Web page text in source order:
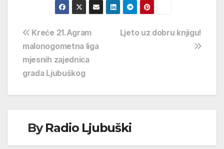
Navigacija
objava
Ljeto uz dobru knjigu!
Kreće 21.Agram
malonogometna liga
mjesnih zajednica
grada Ljubuškog
ByRadio Ljubuški